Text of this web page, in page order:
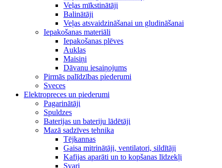
Veļas mīkstinātāji
Balinātāji
Veļas atsvaidzināšanai un gludināšanai
Iepakošanas materiāli
Iepakošanas plēves
Auklas
Maisiņi
Dāvanu iesaiņojums
Pirmās palīdzības piederumi
Sveces
Elektropreces un piederumi
Pagarinātāji
Spuldzes
Baterijas un bateriju lādētāji
Mazā sadzīves tehnika
Tējkannas
Gaisa mitrinātāji, ventilatori, sildītāji
Kafijas aparāti un to kopšanas līdzekļi
Svari